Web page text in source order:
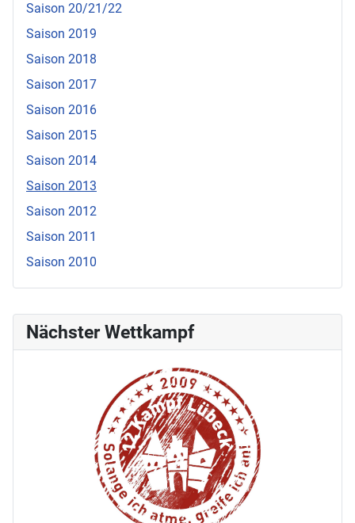
Nächster Wettkampf
Saison 20/21/22
Saison 2019
Saison 2018
Saison 2017
Saison 2016
Saison 2015
Saison 2014
Saison 2013
Saison 2012
Saison 2011
Saison 2010